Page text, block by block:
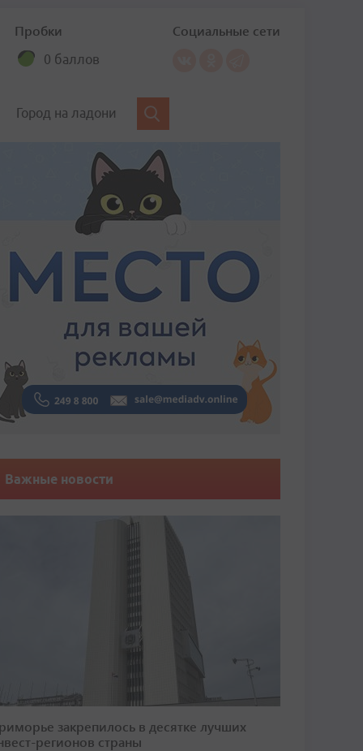
Пробки
0 баллов
Социальные сети
Город на ладони
Важные новости
закрепилось в десятке лучших
регионов страны